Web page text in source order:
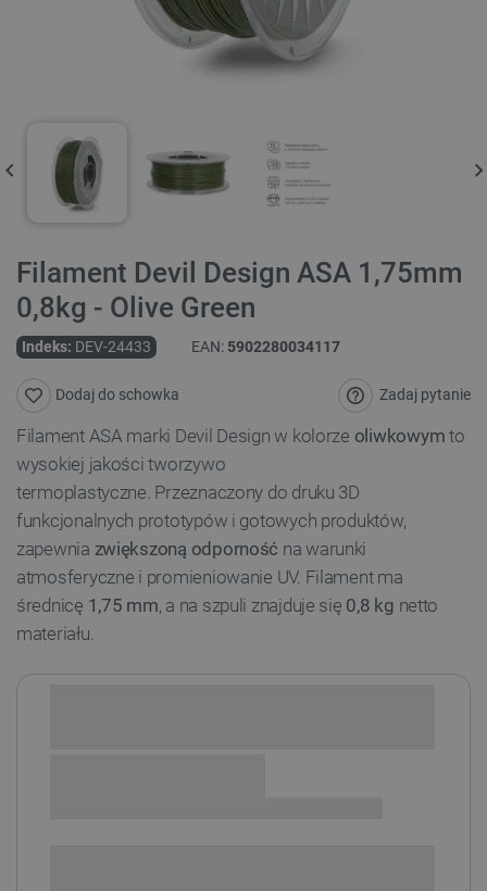
Filament Devil Design ASA 1,75mm
0,8kg - Olive Green
Indeks: DEV-24433 EAN: 5902280034117
Zadaj pytanie
Dodaj do schowka
Filament ASA marki Devil Design w kolorze oliwkowym to
wysokiej jakości tworzywo
termoplastyczne. Przeznaczony do druku 3D
funkcjonalnych prototypów i gotowych produktów,
zapewnia zwiększoną odporność na warunki
atmosferyczne i promieniowanie UV. Filament ma
średnicę 1,75 mm, a na szpuli znajduje się 0,8 kg netto
materiału.